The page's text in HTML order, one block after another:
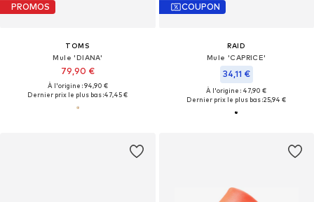
PROMOS
TOMS
Mule 'DIANA'
79,90 €
À l'origine : 94,90 €
Dernier prix le plus bas :47,45 €
COUPON
RAID
Mule 'CAPRICE'
34,11 €
À l'origine : 47,90 €
Dernier prix le plus bas :25,94 €